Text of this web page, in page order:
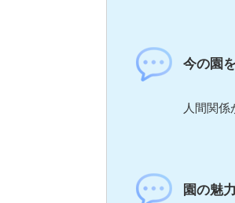
今の園
人間関係
園の魅